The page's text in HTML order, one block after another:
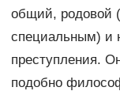
общий, родовой
специальным) и
преступления.
подобно